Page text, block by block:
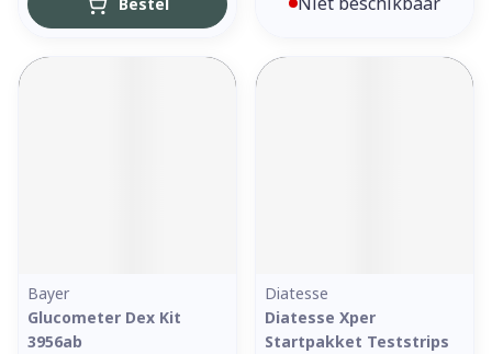
Bayer
Glucometer Dex Kit
3956ab
Diatesse
Diatesse Xper
Startpakket Teststrips